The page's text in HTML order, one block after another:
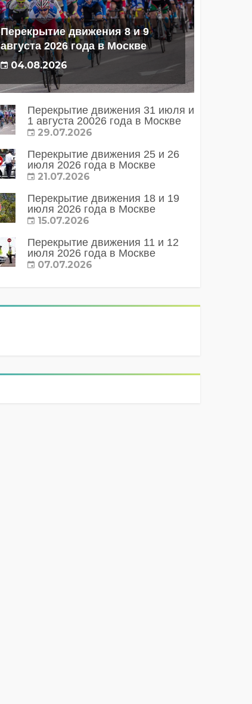
Перекрытие движения 8 и 9
августа 2026 года в Москве
04.08.2026
Перекрытие движения 31 июля и
1 августа 20026 года в Москве
29.07.2026
Перекрытие движения 25 и 26
июля 2026 года в Москве
21.07.2026
Перекрытие движения 18 и 19
июля 2026 года в Москве
15.07.2026
Перекрытие движения 11 и 12
июля 2026 года в Москве
07.07.2026